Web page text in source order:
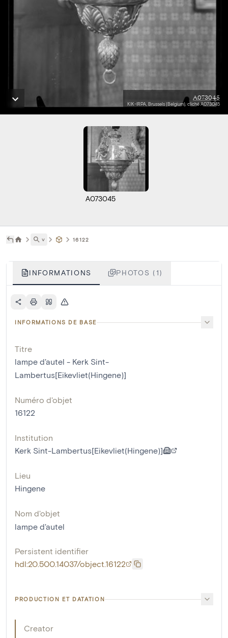
A073045
KIK-IRPA, Brussels (Belgium), cliché A073045
A073045
˅ 16122
INFORMATIONS PHOTOS (1)
INFORMATIONS DE BASE
Titre
lampe d'autel - Kerk Sint-
Lambertus[Eikevliet(Hingene)]
Numéro d'objet
16122
Institution
Kerk Sint-Lambertus[Eikevliet(Hingene)]
Lieu
Hingene
Nom d'objet
lampe d'autel
Persistent identifier
hdl:20.500.14037/object.16122
PRODUCTION ET DATATION
Creator